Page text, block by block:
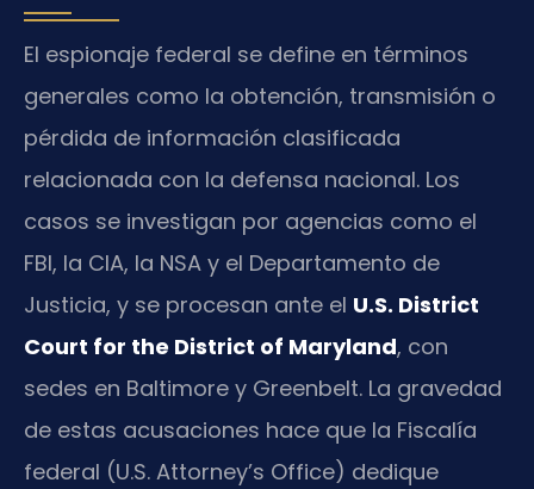
El espionaje federal se define en términos
generales como la obtención, transmisión o
pérdida de información clasificada
relacionada con la defensa nacional. Los
casos se investigan por agencias como el
FBI, la CIA, la NSA y el Departamento de
Justicia, y se procesan ante el U.S. District
Court for the District of Maryland, con
sedes en Baltimore y Greenbelt. La gravedad
de estas acusaciones hace que la Fiscalía
federal (U.S. Attorney’s Office) dedique